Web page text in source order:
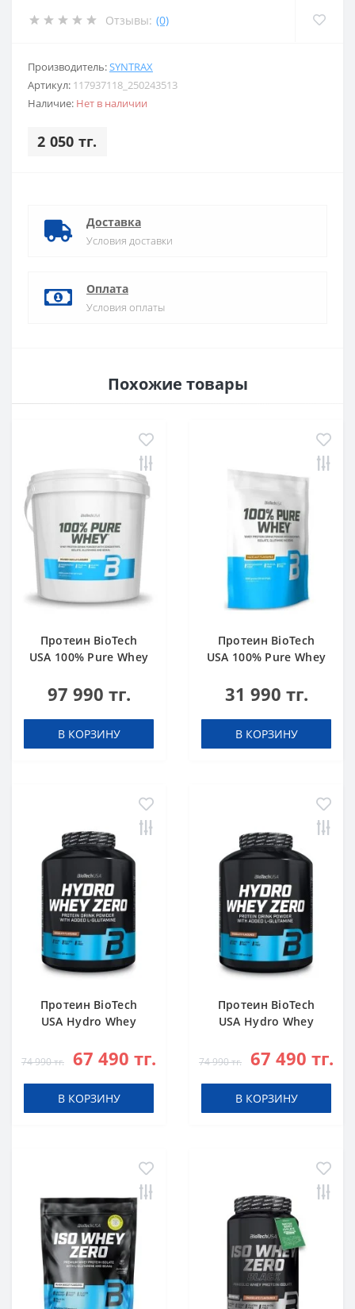
Отзывы: (0)
Производитель:SYNTRAX
Артикул: 117937118_250243513
Наличие: Нет в наличии
2 050 тг.
Доставка
Условия доставки
Оплата
Условия оплаты
Похожие товары
Протеин BioTech
USA 100% Pure Whey
g
97 990 тг.
В КОРЗИНУ
Протеин BioTech
USA 100% Pure Whey
31 990 тг.
В КОРЗИНУ
Протеин BioTech
USA Hydro Whey
g
74 990 тг. 67 490 тг.
В КОРЗИНУ
Протеин BioTech
USA Hydro Whey
74 990 тг. 67 490 тг.
В КОРЗИНУ